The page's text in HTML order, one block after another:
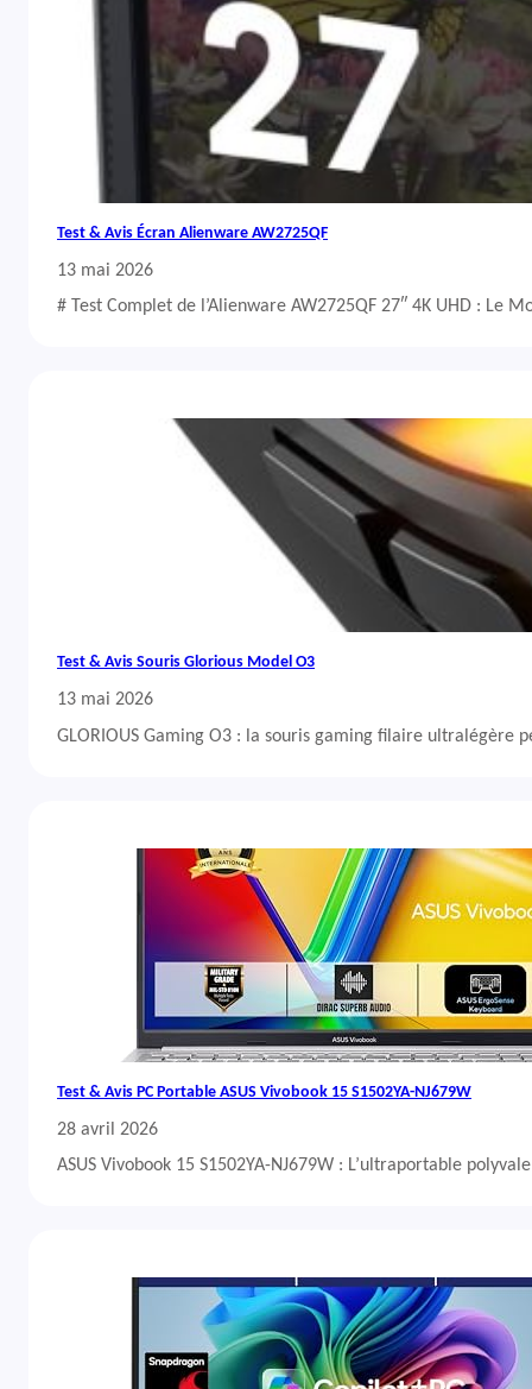
Test & Avis Écran Alienware AW2725QF
13 mai 2026
# Test Complet de l’Alienware AW2725QF 27″ 4K UHD : Le
Test & Avis Souris Glorious Model O3
13 mai 2026
GLORIOUS Gaming O3 : la souris gaming filaire ultralégère
Test & Avis PC Portable ASUS Vivobook 15 S1502YA-NJ679W
28 avril 2026
ASUS Vivobook 15 S1502YA-NJ679W : L’ultraportable